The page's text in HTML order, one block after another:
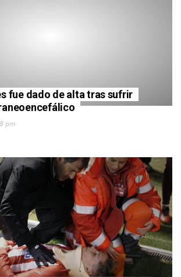
fue dado de alta tras sufrir
pm